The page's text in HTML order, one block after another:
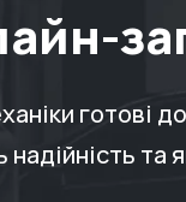
готові
надійність та